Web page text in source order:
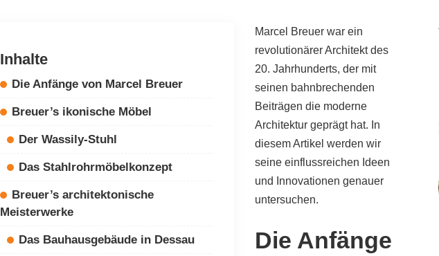
Inhalte
Die Anfänge von Marcel Breuer
Breuer’s ikonische Möbel
Der Wassily-Stuhl
Das Stahlrohrmöbelkonzept
Breuer’s architektonische
Meisterwerke
Das Bauhausgebäude in Dessau
Marcel Breuer war ein
revolutionärer Architekt des
20. Jahrhunderts, der mit
seinen bahnbrechenden
Beiträgen die moderne
Architektur geprägt hat. In
diesem Artikel werden wir
seine einflussreichen Ideen
und Innovationen genauer
untersuchen.
Die Anfänge